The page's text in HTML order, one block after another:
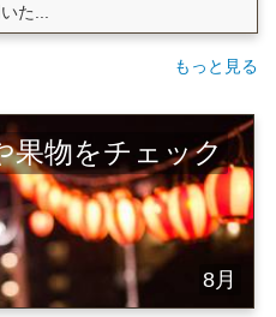
た...
もっと見る
果物をチェック
8月